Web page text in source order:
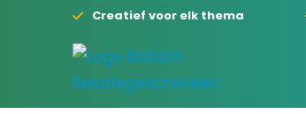
Creatief voor elk thema